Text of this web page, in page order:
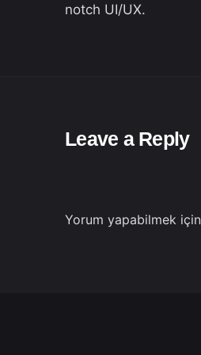
notch UI/UX.
Leave a Reply
Yorum yapabilmek için